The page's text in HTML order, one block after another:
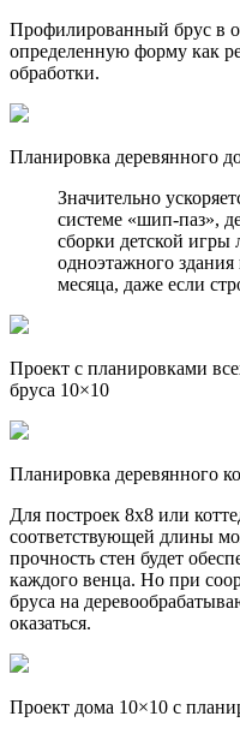
Профилированный брус в
определенную форму как
обработки.
Планировка деревянного
Значительно
системе «шип-паз»,
сборки детской игры
одноэтажного
месяца, даже если
Проект с планировками
бруса 10×10
Планировка деревянного
Для построек 8х8 или
соответствующей длины
прочность стен будет
каждого венца. Но при
бруса на
оказаться.
Проект дома 10×10 с